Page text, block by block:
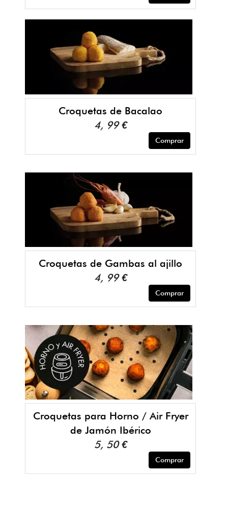
Croquetas de Bacalao
4, 99 €
Comprar
Croquetas de Gambas al ajillo
4, 99 €
Comprar
Croquetas para Horno / Air Fryer
de Jamón Ibérico
5, 50 €
Comprar